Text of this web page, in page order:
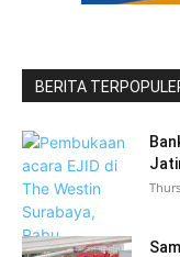
BERITA